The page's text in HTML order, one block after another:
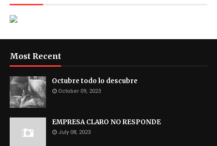
Most Recent
Octubre todo lo descubre
October 09, 2023
EMPRESA CLARO NO RESPONDE
July 08, 2023